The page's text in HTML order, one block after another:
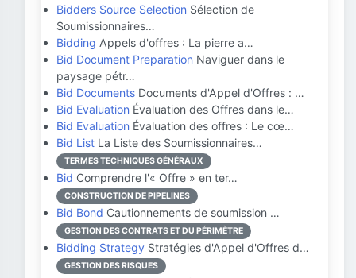
Bidders Source Selection Sélection de
Soumissionnaires…
Bidding Appels d'offres : La pierre a…
Bid Document Preparation Naviguer dans le
paysage pétr…
Bid Documents Documents d'Appel d'Offres : …
Bid Evaluation Évaluation des Offres dans le…
Bid Evaluation Évaluation des offres : Le cœ…
Bid List La Liste des Soumissionnaires…
TERMES TECHNIQUES GÉNÉRAUX
Bid Comprendre l'« Offre » en ter…
CONSTRUCTION DE PIPELINES
Bid Bond Cautionnements de soumission …
GESTION DES CONTRATS ET DU PÉRIMÈTRE
Bidding Strategy Stratégies d'Appel d'Offres d…
GESTION DES RISQUES